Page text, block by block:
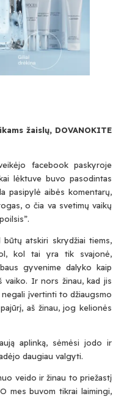
žaislų, DOVANOKITE
facebook paskyroje
lėktuve buvo pasodintas
pasipylė aibės komentarų,
o čia va svetimų vaikų
atskiri skrydžiai tiems,
kol tai yra tik svajonė,
gyvenime dalyko kaip
Ir nors žinau, kad jis
įvertinti to džiaugsmo
aš žinau, jog kelionės
aplinką, sėmėsi jodo ir
daugiau valgyti.
veido ir žinau to priežastį
mes buvom tikrai laimingi,